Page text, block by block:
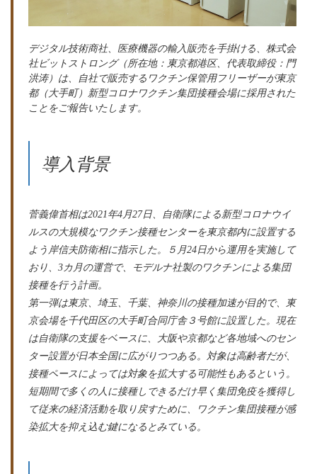
デジタル技術商社、医療機器の輸入販売を手掛ける、株式会
社ビットストロング（所在地：東京都港区、代表取締役：門
洪涛）は、自社で販売するワクチン保管用フリーザーが東京
都（大手町）新型コロナワクチン集団接種会場に採用された
ことをご報告いたします。
導入背景
菅義偉首相は2021年4月27日、自衛隊による新型コロナウイ
ルスの大規模なワクチン接種センターを東京都内に設置する
よう岸信夫防衛相に指示した。５月24日から運用を実施して
おり、3カ月の運営で、モデルナ社製のワクチンによる集団
接種を行う計画。
第一弾は東京、埼玉、千葉、神奈川の接種加速が目的で、東
京会場を千代田区の大手町合同庁舎３号館に設置した。現在
は自衛隊の支援をベースに、大阪や京都など各地域へのセン
ター設置が日本全国に広がりつつある。対象は高齢者だが、
接種ペースによっては対象を拡大する可能性もあるという。
短期間で多くの人に接種しできるだけ早く集団免疫を獲得し
て従来の経済活動を取り戻すために、ワクチン集団接種が感
染拡大を抑え込む鍵になるとみている。